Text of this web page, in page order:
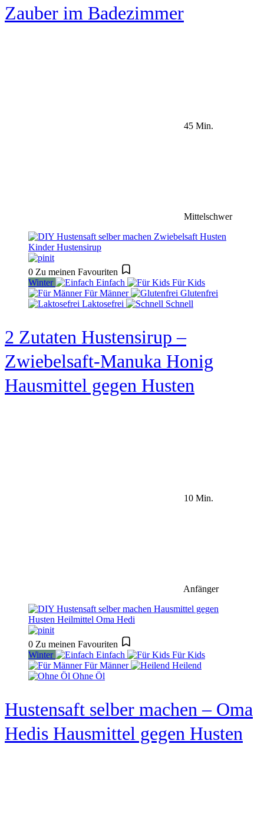
Zauber im Badezimmer
45 Min.
Mittelschwer
0 Zu meinen Favouriten
Winter
Einfach
Für Kids
Für Männer
Glutenfrei
Laktosefrei
Schnell
2 Zutaten Hustensirup –
Zwiebelsaft-Manuka Honig
Hausmittel gegen Husten
10 Min.
Anfänger
0 Zu meinen Favouriten
Winter
Einfach
Für Kids
Für Männer
Heilend
Ohne Öl
Hustensaft selber machen – Oma
Hedis Hausmittel gegen Husten